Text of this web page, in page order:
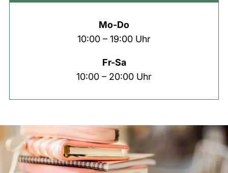
Mo-Do
10:00 – 19:00 Uhr
Fr-Sa
10:00 – 20:00 Uhr